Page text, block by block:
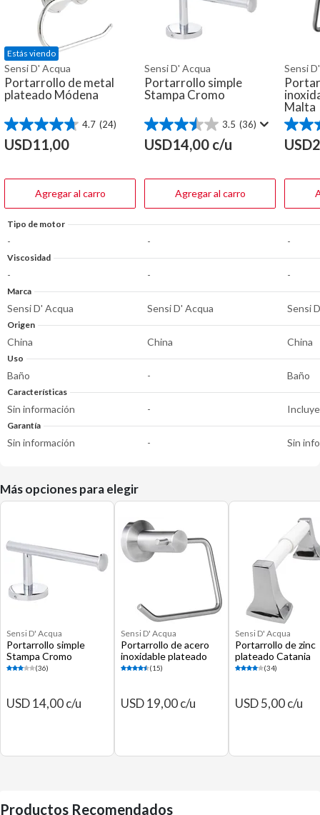
Estás viendo
Sensi D' Acqua
Portarrollo de metal
plateado Módena
4.7 (24)
4.7
de
5
USD11,00
Agregar al carro
Sensi D' Acqua
Portarrollo simple
Stampa Cromo
3.5 (36)
3.5
de
5
USD14,00 c/u
Agregar al carro
Sensi
Malta
4.9
de
5
USD
Tipo de motor
- - -
Viscosidad
- - -
Marca
Sensi D' Acqua Sensi D' Acqua Sensi
Origen
China China China
Uso
Baño - Baño
Características
Sin información -
Garantía
Sin información - Sin
Más opciones para elegir
Sensi D' Acqua
Portarrollo simple
Stampa Cromo
(36)
USD 14,00 c/u
Sensi D' Acqua
Portarrollo de acero
inoxidable plateado
Rodas(15)
USD 19,00 c/u
Sensi D' Acqua
Portarrollo de zinc
plateado Catania
(34)
USD 5,00 c/u
Productos Recomendados